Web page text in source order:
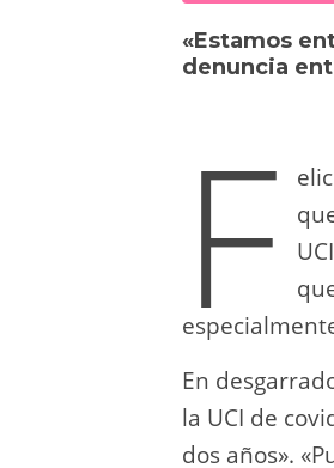
sk
y
o
d
«Estamos
denuncia
F
En
la UCI de
dos años».